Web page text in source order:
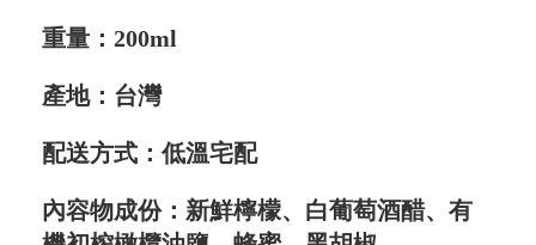
重量：200ml
產地：台灣
配送方式：低溫宅配
內容物成份： 新鮮檸檬、白葡萄酒醋、有